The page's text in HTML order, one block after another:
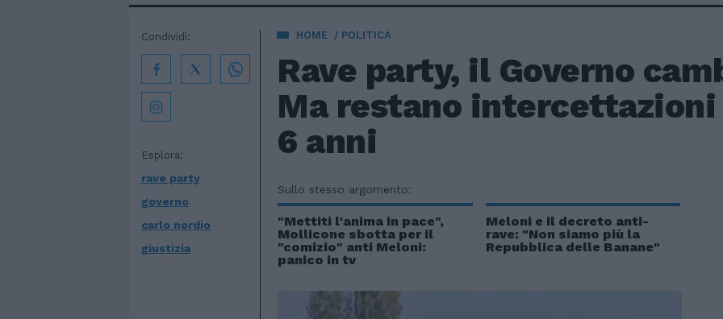
HOME POLITICA
Rave party, il Governo
Ma restano intercettazioni
6 anni
Esplora:
rave party
governo
carlo nordio
giustizia
Condividi:
Sullo stesso argomento:
"Mettiti l'anima in pace",
Mollicone sbotta per il
"comizio" anti Meloni:
panico in tv
Meloni e il decreto anti-
rave: "Non siamo più la
Repubblica delle Banane"